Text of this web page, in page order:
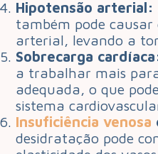
Hipotensão arterial:
também pode causar
arterial, levando a
Sobrecarga
a trabalhar mais
adequada, o que
sistema
Insuficiência venosa
desidratação pode